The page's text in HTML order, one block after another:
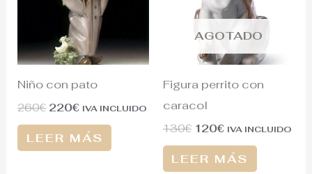
Niño con pato
260€ 220€ IVA INCLUIDO
LEER MÁS
AGOTADO
Figura perrito con
caracol
130€ 120€ IVA INCLUIDO
LEER MÁS